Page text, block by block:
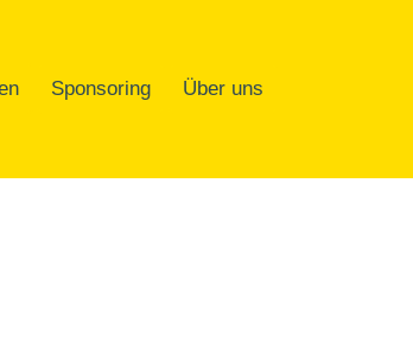
Sponsoring Über uns